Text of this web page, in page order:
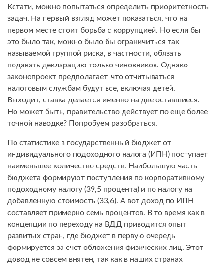
Кстати, можно попытаться определить приоритетность
задач. На первый взгляд может показаться, что на
первом месте стоит борьба с коррупцией. Но если бы
это было так, можно было бы ограничиться так
называемой группой риска, в частности, обязать
подавать декларацию только чиновников. Однако
законопроект предполагает, что отчитываться
налоговым службам будут все, включая детей.
Выходит, ставка делается именно на две оставшиеся.
Но может быть, правительство действует по еще более
точной наводке? Попробуем разобраться.
По статистике в государственный бюджет от
индивидуального подоходного налога (ИПН) поступает
наименьшее количество средств. Наибольшую часть
бюджета формируют поступления по корпоративному
подоходному налогу (39,5 процента) и по налогу на
добавленную стоимость (33,6). А вот доход по ИПН
составляет примерно семь процентов. В то время как в
концепции по переходу на ВДД приводится опыт
развитых стран, где бюджет в первую очередь
формируется за счет обложения физических лиц. Этот
довод не совсем внятен, так как в наших странах